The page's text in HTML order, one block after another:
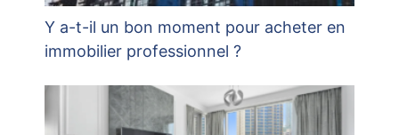
Y a-t-il un bon moment pour acheter en
immobilier professionnel ?